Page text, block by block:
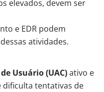
elevados, devem ser
e EDR podem
atividades.
Usuário (UAC)ativo e
tentativas de